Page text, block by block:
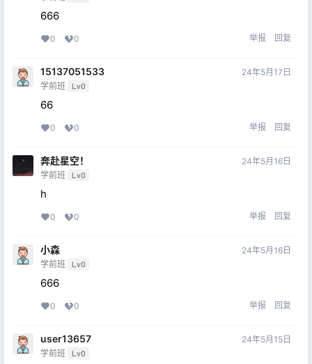
666
0 0 举报 回复
15137051533
学前班 Lv0
24年5月17日
66
0 0 举报 回复
奔赴星空！
学前班 Lv0
24年5月16日
h
0 0 举报 回复
小森
学前班 Lv0
24年5月16日
666
0 0 举报 回复
user13657
学前班 Lv0
24年5月15日